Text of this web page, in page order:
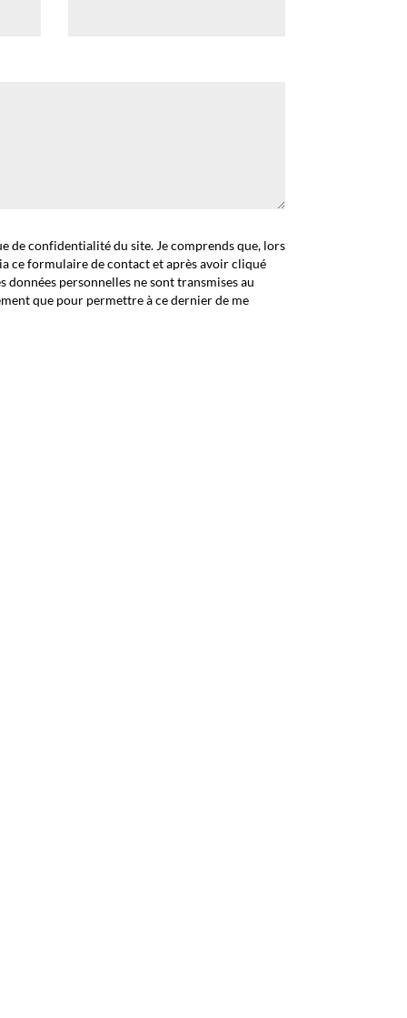
de confidentialité du site. Je comprends que, lors
ce formulaire de contact et après avoir cliqué
données personnelles ne sont transmises au
que pour permettre à ce dernier de me